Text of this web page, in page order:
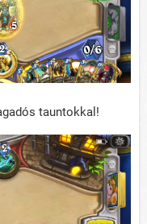
tauntokkal!